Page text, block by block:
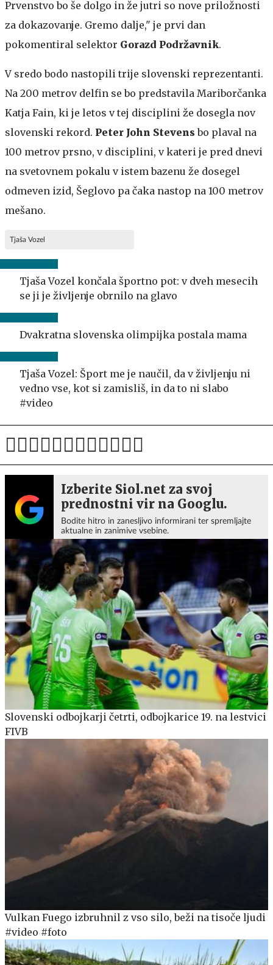
Prvenstvo bo še dolgo in že jutri so nove priložnosti
za dokazovanje. Gremo dalje," je prvi dan
pokomentiral selektor Gorazd Podržavnik.
V sredo bodo nastopili trije slovenski reprezentanti.
Na 200 metrov delfin se bo predstavila Mariborčanka
Katja Fain, ki je letos v tej disciplini že dosegla nov
slovenski rekord. Peter John Stevensbo plaval na
100 metrov prsno, v disciplini, v kateri je pred dnevi
na svetovnem pokalu v istem bazenu že dosegel
odmeven izid, Šeglovo pa čaka nastop na 100 metrov
mešano.
Tjaša Vozel
Tjaša Vozel končala športno pot: v dveh mesecih
se ji je življenje obrnilo na glavo
Dvakratna slovenska olimpijka postala mama
Tjaša Vozel: Šport me je naučil, da v življenju ni
vedno vse, kot si zamisliš, in da to ni slabo
#video
Izberite Siol.net za svoj
prednostni vir na Googlu.
Bodite hitro in zanesljivo informirani ter spremljajte
aktualne in zanimive vsebine.
Slovenski odbojkarji četrti, odbojkarice 19. na lestvici
FIVB
Vulkan Fuego izbruhnil z vso silo, beži na tisoče ljudi
#video #foto